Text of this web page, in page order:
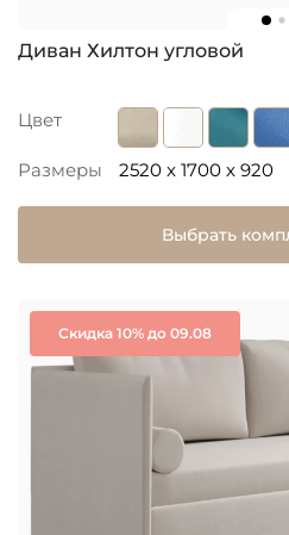
Диван Хилтон угловой
Цвет
Размеры 2520 x 1700 x 920
Выбрать
Скидка 10% до 09.08